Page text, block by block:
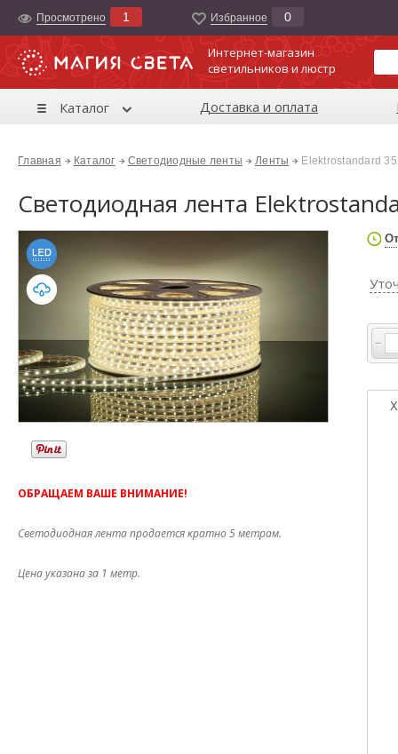
Просмотрено 1 Избранноe 0
Интернет-магазин
светильников и люстр
Каталог Доставка и оплата
Главная Каталог Светодиодные ленты Ленты Elektrostandard
Светодиодная лента
ОБРАЩАЕМ ВАШЕ ВНИМАНИЕ!
Светодиодная лента продается кратно 5 метрам.
Цена указана за 1 метр.